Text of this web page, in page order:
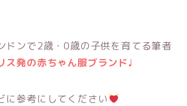
ドンで2歳・0歳の子供を育てる筆者
ス発の赤ちゃん服ブランド♩
に参考にしてください